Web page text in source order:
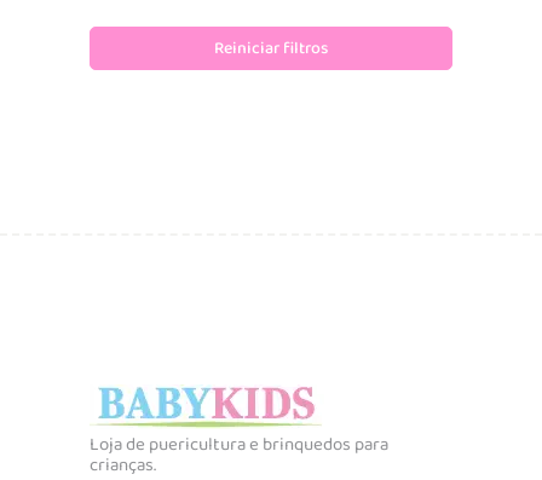
Reiniciar filtros
Loja de puericultura e brinquedos para
crianças.